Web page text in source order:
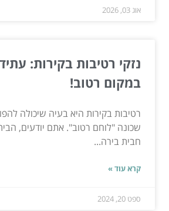
אוג 03, 2026
נזקי רטיבות בקירות:
במקום רטוב!
רטיבות בקירות היא בעיה שיכולה
שכונה "לוחם רטוב". אתם יודעים,
חבית בירה...
קרא עוד »
ספט 20, 2024